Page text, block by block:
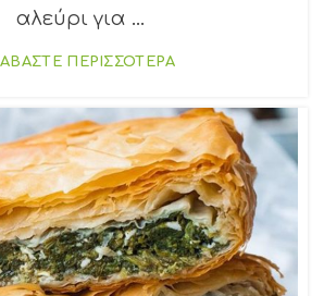
αλεύρι για ...
ΠΕΡΙΣΣΟΤΕΡΑ